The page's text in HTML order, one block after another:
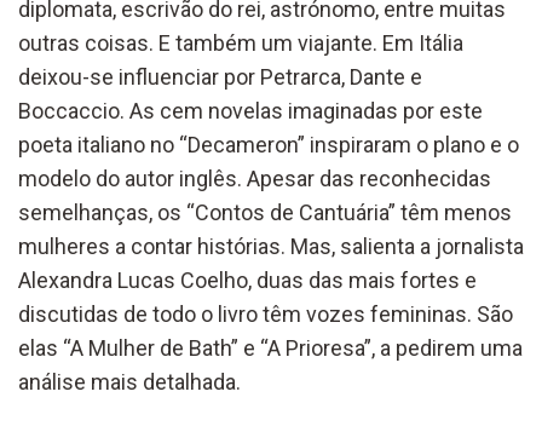
diplomata, escrivão do rei, astrónomo, entre muitas
outras coisas. E também um viajante. Em Itália
deixou-se influenciar por Petrarca, Dante e
Boccaccio. As cem novelas imaginadas por este
poeta italiano no “Decameron” inspiraram o plano e o
modelo do autor inglês. Apesar das reconhecidas
semelhanças, os “Contos de Cantuária” têm menos
mulheres a contar histórias. Mas, salienta a jornalista
Alexandra Lucas Coelho, duas das mais fortes e
discutidas de todo o livro têm vozes femininas. São
elas “A Mulher de Bath” e “A Prioresa”, a pedirem uma
análise mais detalhada.